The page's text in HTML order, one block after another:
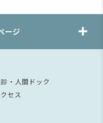
ージ
・人間ドック
セス